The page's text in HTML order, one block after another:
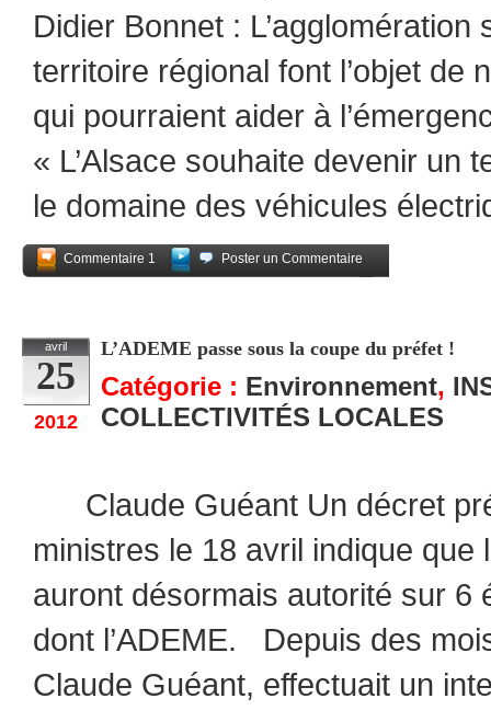
Didier Bonnet :
territoire régional font l’objet de
qui pourraient aider à
« L’Alsace souhaite devenir un
le domaine des véhicules
Commentaire 1
Poster un Commentaire
avril
25
2012
L’ADEME passe sous la coupe du préfet !
Catégorie : Environnement,
COLLECTIVITÉS LOCALES
Claude Guéant Un décret
ministres le 18 avril indique que
auront désormais autorité sur 6
dont l’ADEME. Depuis des
Claude Guéant, effectuait un